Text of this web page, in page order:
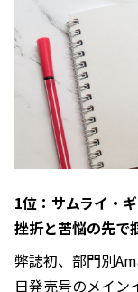
1位：サムライ・
挫折と苦悩の先で
弊誌初、部門別
日発売号のメイン